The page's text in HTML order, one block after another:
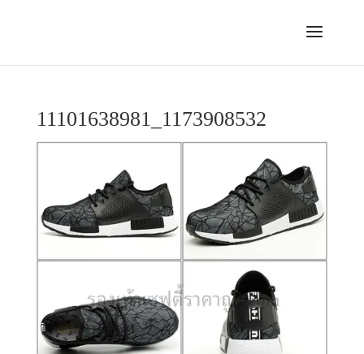
11101638981_1173908532